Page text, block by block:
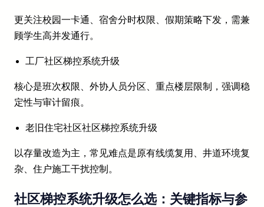
更关注校园一卡通、宿舍分时权限、假期策略下发，需兼
顾学生高并发通行。
工厂社区梯控系统升级
核心是班次权限、外协人员分区、重点楼层限制，强调稳
定性与审计留痕。
老旧住宅社区社区梯控系统升级
以存量改造为主，常见难点是原有线缆复用、井道环境复
杂、住户施工干扰控制。
社区梯控系统升级怎么选：关键指标与参